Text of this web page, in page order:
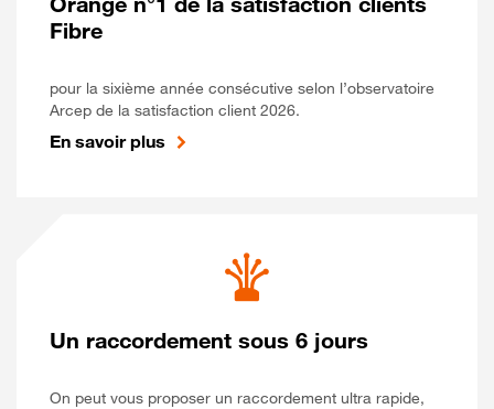
Fibre
pour la sixième année consécutive selon l’observatoire
Arcep de la satisfaction client 2026.
En savoir plus
Un raccordement sous 6 jours
On peut vous proposer un raccordement ultra rapide,